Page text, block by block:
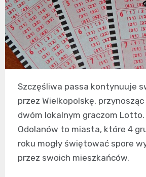
Szczęśliwa passa kontynuuje
przez Wielkopolskę,
dwóm lokalnym graczom Lotto.
Odolanów to miasta, które 4
roku mogły świętować spore
przez swoich mieszkańców.